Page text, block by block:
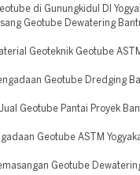
di Gunungkidul DI
Geotube Dewatering
Geoteknik Geotube
Geotube Dredging
Geotube Pantai Proyek
Geotube ASTM
Geotube